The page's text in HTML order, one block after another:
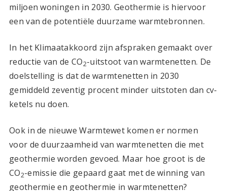
miljoen woningen in 2030. Geothermie is hiervoor
een van de potentiële duurzame warmtebronnen.
In het Klimaatakkoord zijn afspraken gemaakt over
reductie van de CO2-uitstoot van warmtenetten. De
doelstelling is dat de warmtenetten in 2030
gemiddeld zeventig procent minder uitstoten dan cv-
ketels nu doen.
Ook in de nieuwe Warmtewet komen er normen
voor de duurzaamheid van warmtenetten die met
geothermie worden gevoed. Maar hoe groot is de
CO2-emissie die gepaard gaat met de winning van
geothermie en geothermie in warmtenetten?